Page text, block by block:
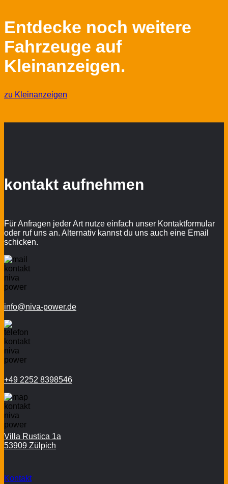
Entdecke noch weitere
Fahrzeuge auf
Kleinanzeigen.
zu Kleinanzeigen
kontakt aufnehmen
Für Anfragen jeder Art nutze einfach unser Kontaktformular
oder ruf uns an. Alternativ kannst du uns auch eine Email
schicken.
info@niva-power.de
+49 2252 8398546
Villa Rustica 1a
53909 Zülpich
Kontakt